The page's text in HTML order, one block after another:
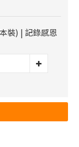
裝) | 記錄感恩